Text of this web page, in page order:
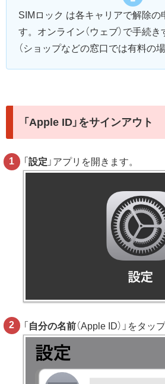
SIMロック は各キャリアで解除の
す。オンライン（ウェブ）で手続き
（ショップなどの窓口では有料の場
「Apple ID」をサインアウト
「設定 」アプリを開きます。
「 自分の名前（Apple ID）」をタップ